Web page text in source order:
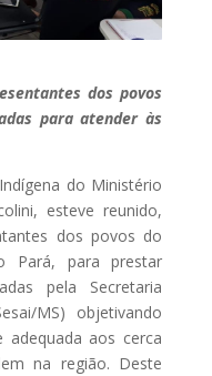
dos povos
para atender às
do Ministério
esteve reunido,
dos povos do
Pará, para prestar
pela Secretaria
MS) objetivando
adequada aos cerca
na região. Deste